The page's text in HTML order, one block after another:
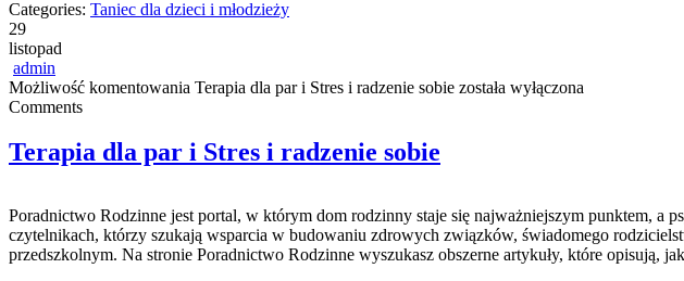
Categories: Taniec dla dzieci i młodzieży
29
listopad
admin
Możliwość komentowania Terapia dla par i Stres i radzenie sobie została wyłączona
Comments
Terapia dla par i Stres i radzenie sobie
Poradnictwo Rodzinne jest portal, w którym dom rodzinny staje się najważniejszym punktem, a
czytelnikach, którzy szukają wsparcia w budowaniu zdrowych związków, świadomego
przedszkolnym. Na stronie Poradnictwo Rodzinne wyszukasz obszerne artykuły, które opisują,